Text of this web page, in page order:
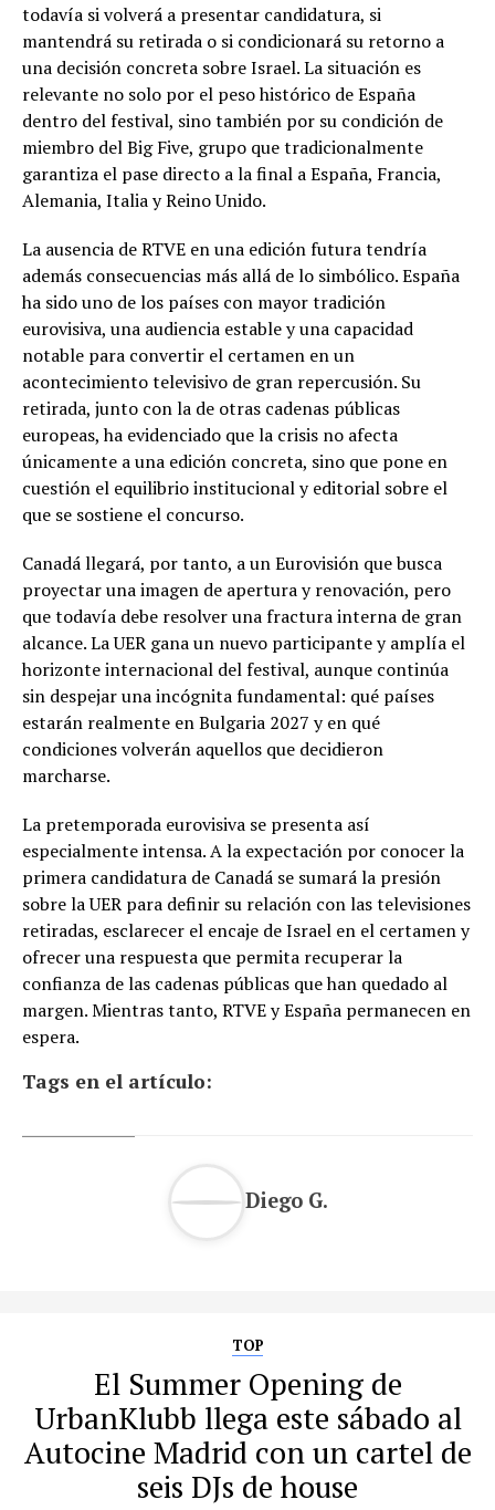
todavía si volverá a presentar candidatura, si
mantendrá su retirada o si condicionará su retorno a
una decisión concreta sobre Israel. La situación es
relevante no solo por el peso histórico de España
dentro del festival, sino también por su condición de
miembro del Big Five, grupo que tradicionalmente
garantiza el pase directo a la final a España, Francia,
Alemania, Italia y Reino Unido.
La ausencia de RTVE en una edición futura tendría
además consecuencias más allá de lo simbólico. España
ha sido uno de los países con mayor tradición
eurovisiva, una audiencia estable y una capacidad
notable para convertir el certamen en un
acontecimiento televisivo de gran repercusión. Su
retirada, junto con la de otras cadenas públicas
europeas, ha evidenciado que la crisis no afecta
únicamente a una edición concreta, sino que pone en
cuestión el equilibrio institucional y editorial sobre el
que se sostiene el concurso.
Canadá llegará, por tanto, a un Eurovisión que busca
proyectar una imagen de apertura y renovación, pero
que todavía debe resolver una fractura interna de gran
alcance. La UER gana un nuevo participante y amplía el
horizonte internacional del festival, aunque continúa
sin despejar una incógnita fundamental: qué países
estarán realmente en Bulgaria 2027 y en qué
condiciones volverán aquellos que decidieron
marcharse.
La pretemporada eurovisiva se presenta así
especialmente intensa. A la expectación por conocer la
primera candidatura de Canadá se sumará la presión
sobre la UER para definir su relación con las televisiones
retiradas, esclarecer el encaje de Israel en el certamen y
ofrecer una respuesta que permita recuperar la
confianza de las cadenas públicas que han quedado al
margen. Mientras tanto, RTVE y España permanecen en
espera.
Tags en el artículo:
Diego G.
TOP
El Summer Opening de
UrbanKlubb llega este sábado al
Autocine Madrid con un cartel de
seis DJs de house